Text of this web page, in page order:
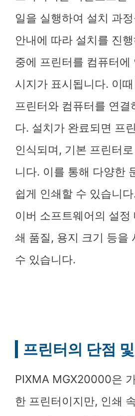
일을 실행하여 설치 과
안내에 따라 설치를 진
중에 프린터를 컴퓨터에
시지가 표시됩니다. 이
프린터와 컴퓨터를 연결
다. 설치가 완료되면 프
인식되며, 기본 프린터
니다. 이를 통해 다양한
쉽게 인쇄할 수 있습니
이버 소프트웨어의 설정
쇄 품질, 용지 크기 등을
수 있습니다.
프린터의 단점
PIXMA MGX20000은
한 프린터이지만, 인쇄